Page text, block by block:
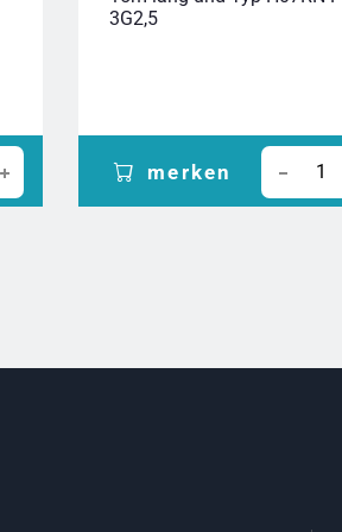
3G2,5
merken